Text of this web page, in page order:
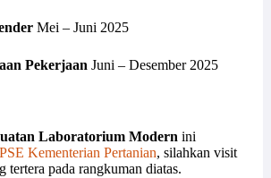
Mei – Juni 2025
Pekerjaan Juni – Desember 2025
Laboratorium Modern ini
Kementerian Pertanian, silahkan visit
tertera pada rangkuman diatas.